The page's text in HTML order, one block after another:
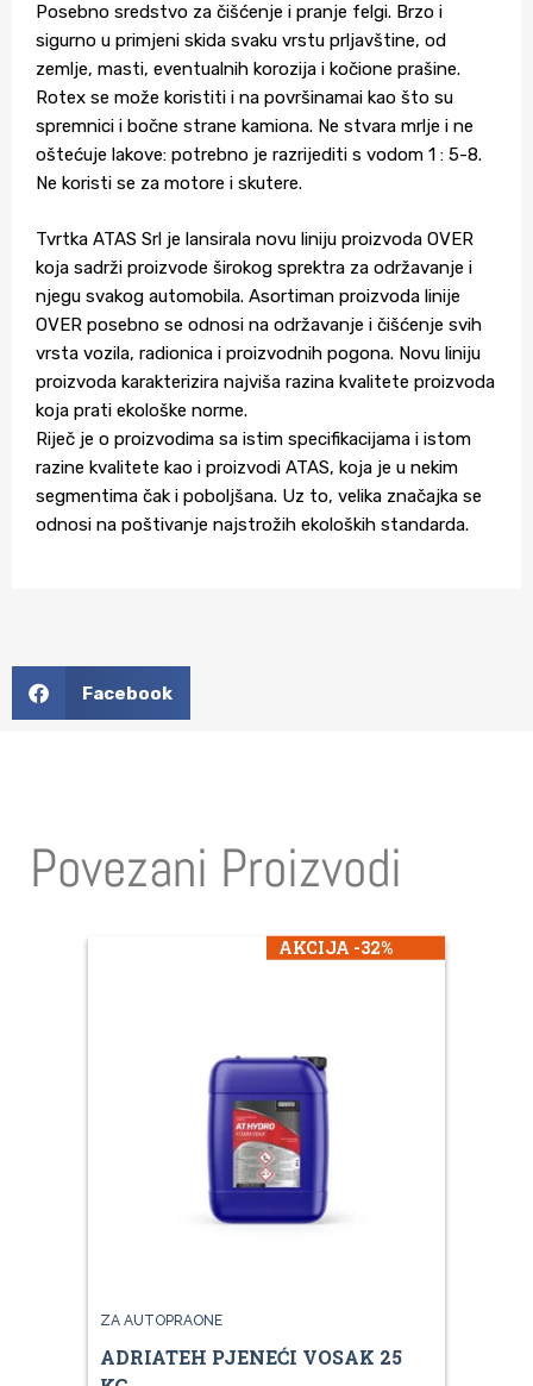
Posebno sredstvo za čišćenje i pranje felgi. Brzo i
sigurno u primjeni skida svaku vrstu prljavštine, od
zemlje, masti, eventualnih korozija i kočione prašine.
Rotex se može koristiti i na površinamai kao što su
spremnici i bočne strane kamiona. Ne stvara mrlje i ne
oštećuje lakove: potrebno je razrijediti s vodom 1 : 5-8.
Ne koristi se za motore i skutere.
Tvrtka ATAS Srl je lansirala novu liniju proizvoda OVER
koja sadrži proizvode širokog sprektra za održavanje i
njegu svakog automobila. Asortiman proizvoda linije
OVER posebno se odnosi na održavanje i čišćenje svih
vrsta vozila, radionica i proizvodnih pogona. Novu liniju
proizvoda karakterizira najviša razina kvalitete proizvoda
koja prati ekološke norme.
Riječ je o proizvodima sa istim specifikacijama i istom
razine kvalitete kao i proizvodi ATAS, koja je u nekim
segmentima čak i poboljšana. Uz to, velika značajka se
odnosi na poštivanje najstrožih ekoloških standarda.
Facebook
Povezani Proizvodi
AKCIJA -32%
ZA AUTOPRAONE
ADRIATEH PJENEĆI VOSAK 25